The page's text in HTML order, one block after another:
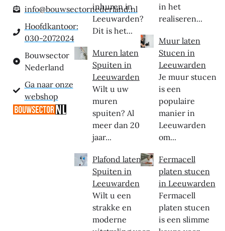
info@bouwsectornederland.nl
Hoofdkantoor:
030-2072024
Bouwsector
Nederland
Ga naar onze
webshop
inhuren in
Leeuwarden?
Dit is het...
Muren laten
Spuiten in
Leeuwarden
Wilt u uw
muren
spuiten? Al
meer dan 20
jaar...
Plafond laten
Spuiten in
Leeuwarden
Wilt u een
strakke en
moderne
in het
realiseren...
Muur laten
Stucen in
Leeuwarden
Je muur stucen
is een
populaire
manier in
Leeuwarden
om...
Fermacell
platen stucen
in Leeuwarden
Fermacell
platen stucen
is een slimme